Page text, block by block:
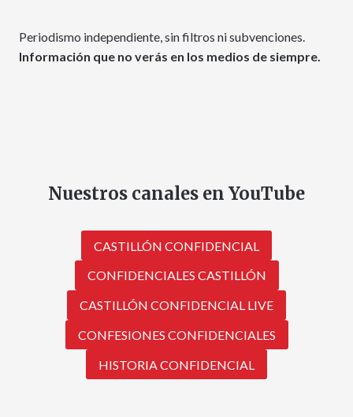
Periodismo independiente, sin filtros ni subvenciones.
Información que no verás en los medios de siempre.
Nuestros canales en YouTube
CASTILLÓN CONFIDENCIAL
CONFIDENCIALES CASTILLÓN
CASTILLÓN CONFIDENCIAL LIVE
CONFESIONES CONFIDENCIALES
HISTORIA CONFIDENCIAL